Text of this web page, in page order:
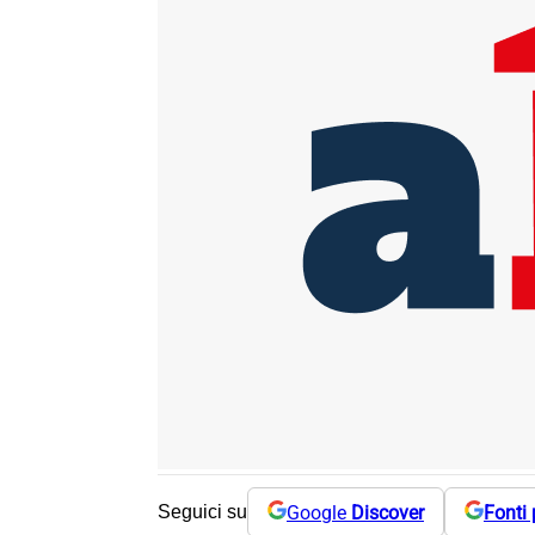
Seguici su Google Discover Fonti